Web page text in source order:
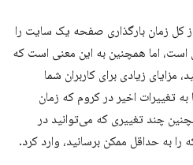
معمولاً 70 درصد از کل زمان بارگذاری صفحه یک سایت را
اما همچنین به این معنی است که
مزایای زیادی برای کاربران شما
تغییرات اخیر در کروم که زمان
چند تغییری که می‌توانید در
به حداقل ممکن برسانید، وارد کرد.